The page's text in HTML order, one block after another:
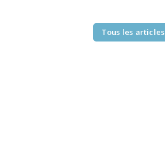
Tous les articles